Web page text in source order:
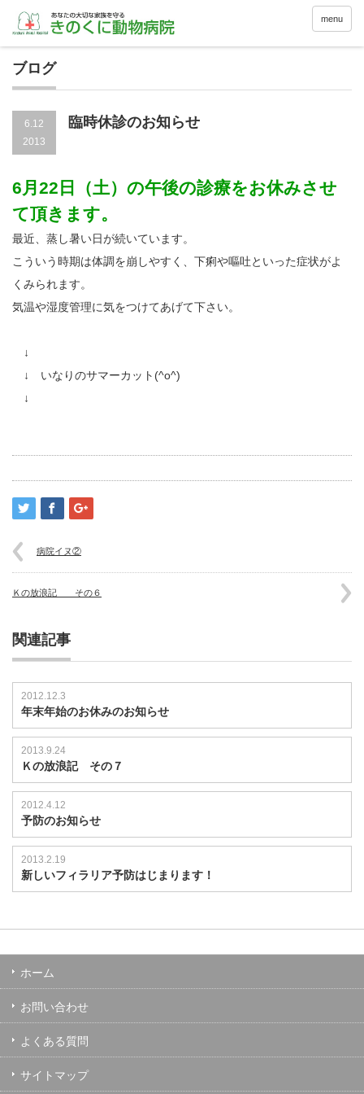
menu
ブログ
6.12
2013
臨時休診のお知らせ
6月22日（土）の午後の診療をお休みさせ
て頂きます。
最近、蒸し暑い日が続いています。
こういう時期は体調を崩しやすく、下痢や嘔吐といった症状がよ
くみられます。
気温や湿度管理に気をつけてあげて下さい。
↓
↓ いなりのサマーカット(^o^)
↓
病院イヌ②
Ｋの放浪記 その６
関連記事
2012.12.3
年末年始のお休みのお知らせ
2013.9.24
Ｋの放浪記 その７
2012.4.12
予防のお知らせ
2013.2.19
新しいフィラリア予防はじまります！
ホーム
お問い合わせ
よくある質問
サイトマップ